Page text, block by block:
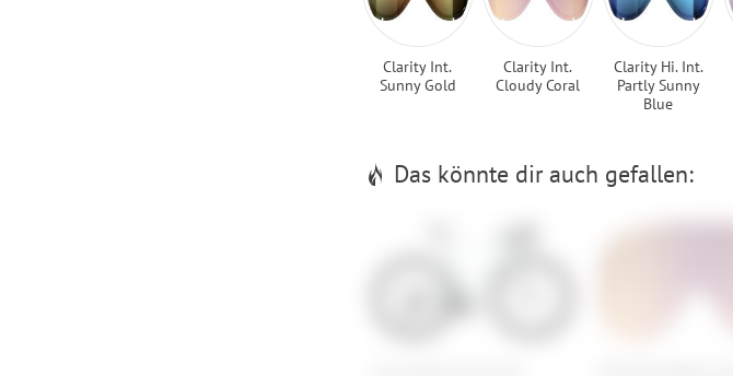
Clarity Int.
Sunny Gold
Clarity Int.
Cloudy Coral
Clarity Hi. Int.
Partly Sunny
Blue
Das könnte dir auch gefallen: